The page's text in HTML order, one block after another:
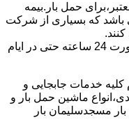
حمل بار.بیمه
باشد که بسیاری از شرکت
امکان فعالیت و انجام خدمات بصورت 24 ساعته حتی در ایام
خدمات جابجایی و
ماشین حمل بار و
مسجدسلیمان بار